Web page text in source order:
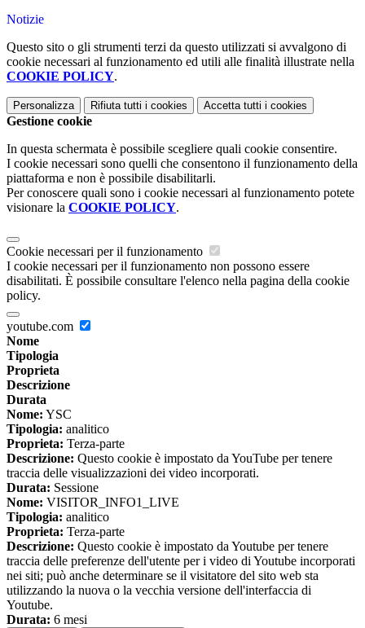
Notizie
Questo sito o gli strumenti terzi da questo utilizzati si avvalgono di
cookie necessari al funzionamento ed utili alle finalità illustrate nella
COOKIE POLICY.
Personalizza Rifiuta tutti i cookies Accetta tutti i cookies
Gestione cookie
In questa schermata è possibile scegliere quali cookie consentire.
I cookie necessari sono quelli che consentono il funzionamento della
piattaforma e non è possibile disabilitarli.
Per conoscere quali sono i cookie necessari al funzionamento potete
visionare la COOKIE POLICY.
Cookie necessari per il funzionamento
I cookie necessari per il funzionamento non possono essere
disabilitati. È possibile consultare l'elenco nella pagina della cookie
policy.
youtube.com
Nome
Tipologia
Proprieta
Descrizione
Durata
Nome: YSC
Tipologia: analitico
Proprieta: Terza-parte
Descrizione: Questo cookie è impostato da YouTube per tenere
traccia delle visualizzazioni dei video incorporati.
Durata: Sessione
Nome: VISITOR_INFO1_LIVE
Tipologia: analitico
Proprieta: Terza-parte
Descrizione: Questo cookie è impostato da Youtube per tenere
traccia delle preferenze dell'utente per i video di Youtube incorporati
nei siti; può anche determinare se il visitatore del sito web sta
utilizzando la nuova o la vecchia versione dell'interfaccia di
Youtube.
Durata: 6 mesi